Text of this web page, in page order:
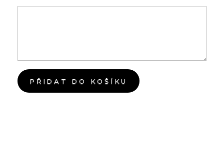
PŘIDAT DO KOŠÍKU